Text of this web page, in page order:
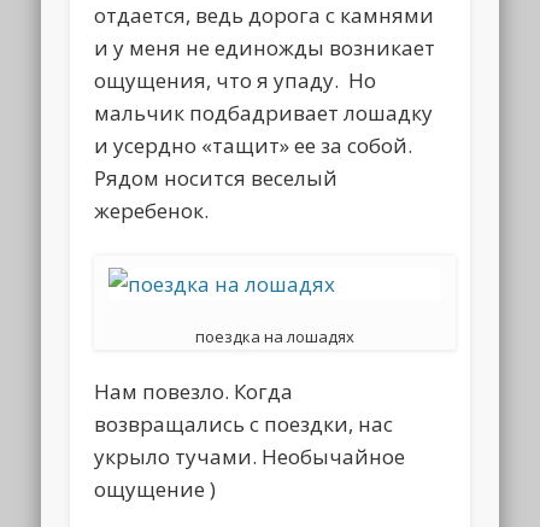
отдается, ведь дорога с камнями
и у меня не единожды возникает
ощущения, что я упаду. Но
мальчик подбадривает лошадку
и усердно «тащит» ее за собой.
Рядом носится веселый
жеребенок.
поездка на лошадях
Нам повезло. Когда
возвращались с поездки, нас
укрыло тучами. Необычайное
ощущение )